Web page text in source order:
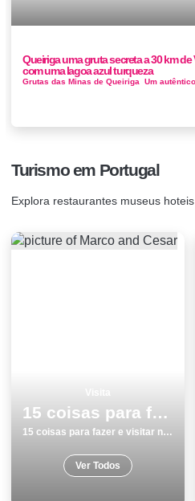
Queiriga uma gruta secreta a 30 km de
com uma lagoa azul turqueza
Turismo em Portugal
Explora restaurantes museus
15 coisas para fazer e visitar no verÃ£o em Algarve
15 coisas para fazer e visitar no verÃ£o em Algarve
Ver Todos